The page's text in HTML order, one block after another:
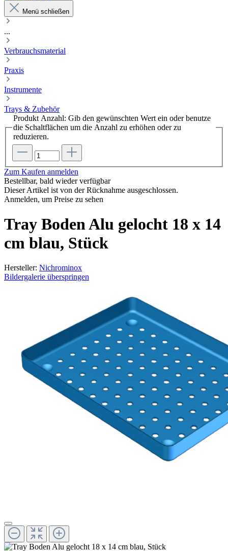
Menü schließen
...
Verbrauchsmaterial
Praxis
Instrumente
Trays & Zubehör
Produkt Anzahl: Gib den gewünschten Wert ein oder benutze
die Schaltflächen um die Anzahl zu erhöhen oder zu
reduzieren.
Zum Kaufen anmelden
Bestellbar, bald wieder verfügbar
Dieser Artikel ist von der Rücknahme ausgeschlossen.
Anmelden, um Preise zu sehen
Tray Boden Alu gelocht 18 x 14
cm blau, Stück
Hersteller: Nichrominox
Bildergalerie überspringen